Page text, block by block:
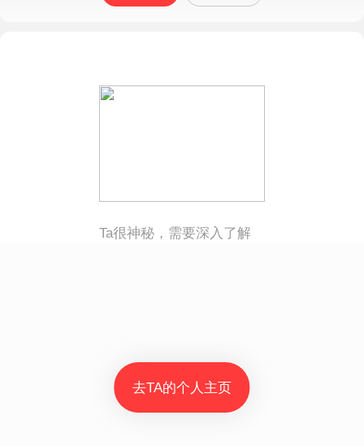
Ta很神秘，需要深入了解
去TA的个人主页